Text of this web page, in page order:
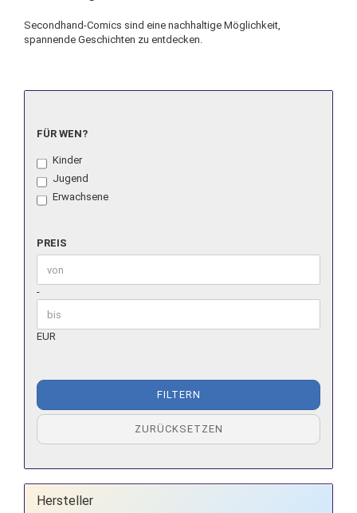
Secondhand-Comics sind eine nachhaltige Möglichkeit,
spannende Geschichten zu entdecken.
FÜR
FÜR WEN?
Kinder
Jugend
Erwachsene
PREIS
PREIS
Preis bis
-
EUR
FILTERN
ZURÜCKSETZEN
Hersteller